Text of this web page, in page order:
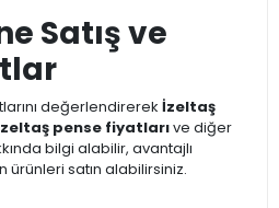
Satış ve
değerlendirerek İzeltaş
pense fiyatlarıve diğer
bilgi alabilir, avantajlı
ürünleri satın alabilirsiniz.